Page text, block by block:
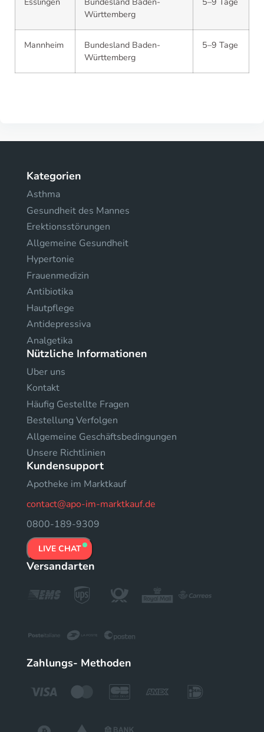
Württemberg
Mannheim
Bundesland Baden-
Württemberg
5–9 Tage
Kategorien
Asthma
Gesundheit des Mannes
Erektionsstörungen
Allgemeine Gesundheit
Hypertonie
Frauenmedizin
Antibiotika
Hautpflege
Antidepressiva
Analgetika
Nützliche Informationen
Uber uns
Kontakt
Häufig Gestellte Fragen
Bestellung Verfolgen
Allgemeine Geschäftsbedingungen
Unsere Richtlinien
Kundensupport
Apotheke im Marktkauf
contact@apo-im-marktkauf.de
0800-189-9309
LIVE CHAT
Versandarten
Zahlungs- Methoden